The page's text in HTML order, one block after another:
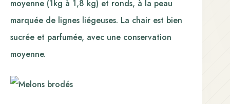
moyenne (1kg à 1,8 kg) et ronds, à la peau
marquée de lignes liégeuses. La chair est bien
sucrée et parfumée, avec une conservation
moyenne.